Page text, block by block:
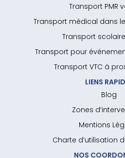
Transport PMR
Transport médical dans
Transport
Transport pour
Transport VTC à
LIENS
Blog
Zones
Mentions
Charte d’utilisation
NOS